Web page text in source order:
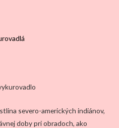
severo-amerických indiánov,
doby pri obradoch, ako